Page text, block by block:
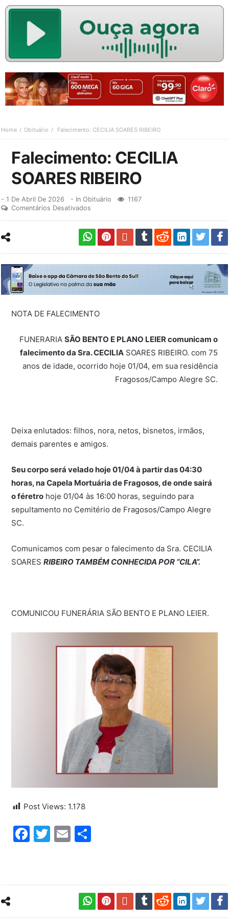
Home Obituário Falecimento: CECILIA SOARES RIBEIRO
Falecimento: CECILIA
SOARES RIBEIRO
-1 De Abril De 2026 - InObituário
1167
Comentários Desativados
NOTA DE FALECIMENTO
FUNERARIA SÃO BENTO E PLANO LEIER comunicam o
falecimento da Sra. CECILIASOARES RIBEIRO. com 75
anos de idade, ocorrido hoje 01/04, em sua residência
Fragosos/Campo Alegre SC.
Deixa enlutados: filhos, nora, netos, bisnetos, irmãos,
demais parentes e amigos.
Seu corpo será velado hoje 01/04 à partir das 04:30
horas, na Capela Mortuária de Fragosos, de onde sairá
o féretro hoje 01/04 às 16:00 horas, seguindo para
sepultamento no Cemitério de Fragosos/Campo Alegre
SC.
Comunicamos com pesar o falecimento da Sra. CECILIA
SOARESRIBEIRO TAMBÉM CONHECIDA POR “CILA”.
COMUNICOU FUNERÁRIA SÃO BENTO E PLANO LEIER.
Post Views: 1.178
Facebook
Twitter
Email